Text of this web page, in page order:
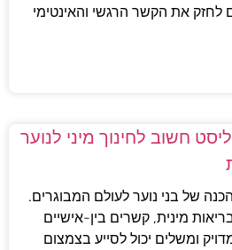
לחזק את הקשר הרגשי והאינטימי
חשוב לחינוך מיני לנוער
של בני נוער לעולם המבוגרים.
מינית, קשרים בין-אישיים
ומשלים יכול לסייע בצמצום